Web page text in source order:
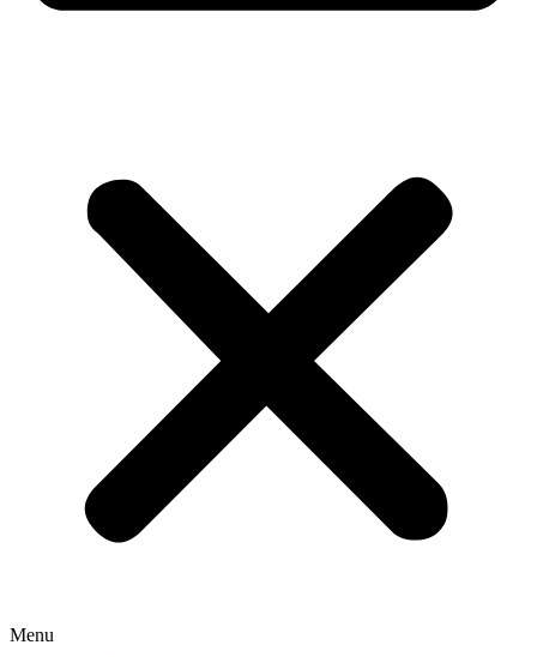
Menu